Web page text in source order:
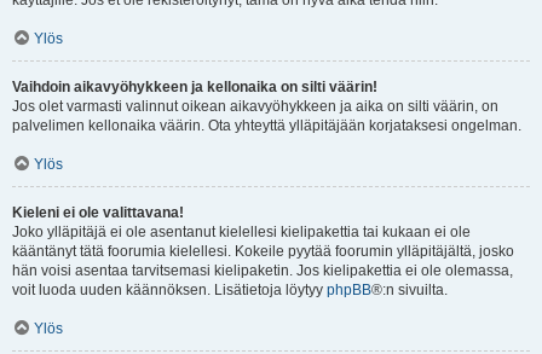
Ylös
Vaihdoin aikavyöhykkeen ja kellonaika on silti väärin!
Jos olet varmasti valinnut oikean aikavyöhykkeen ja aika on silti väärin, on
palvelimen kellonaika väärin. Ota yhteyttä ylläpitäjään korjataksesi ongelman.
Ylös
Kieleni ei ole valittavana!
Joko ylläpitäjä ei ole asentanut kielellesi kielipakettia tai kukaan ei ole
kääntänyt tätä foorumia kielellesi. Kokeile pyytää foorumin ylläpitäjältä, josko
hän voisi asentaa tarvitsemasi kielipaketin. Jos kielipakettia ei ole olemassa,
voit luoda uuden käännöksen. Lisätietoja löytyy phpBB®:n sivuilta.
Ylös